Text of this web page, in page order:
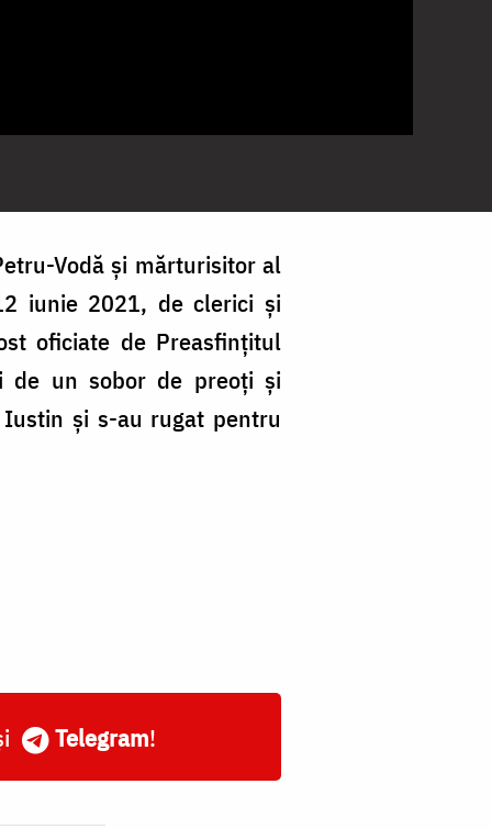
Vodă și mărturisitor al
iunie 2021, de clerici și
oficiate de Preasfințitul
de un sobor de preoți și
și s-au rugat pentru
Telegram!